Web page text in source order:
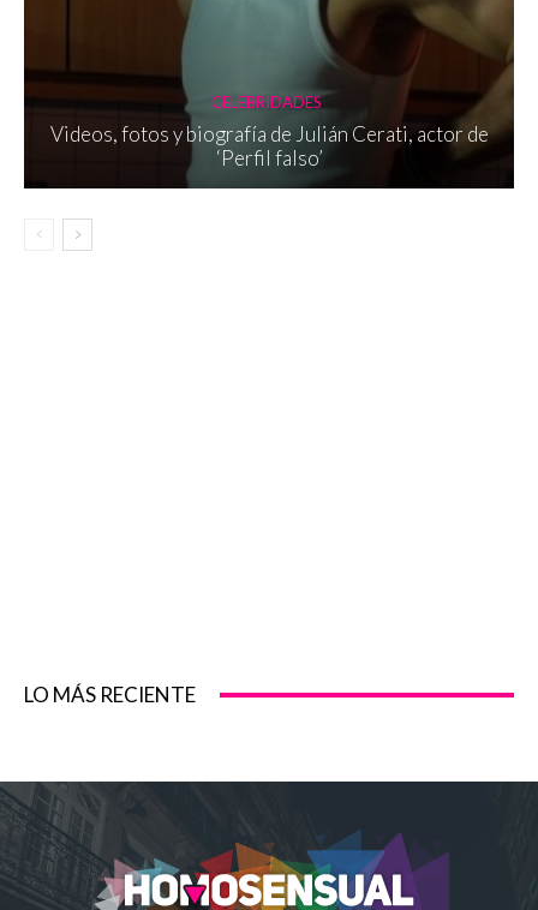
CELEBRIDADES
Videos, fotos y biografía de Julián Cerati, actor de
‘Perfil falso’
LO MÁS RECIENTE